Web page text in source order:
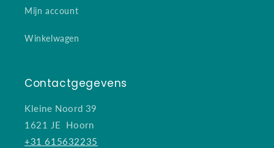
Mijn account
Winkelwagen
Contactgegevens
Kleine Noord 39
1621 JE Hoorn
+31 615632235